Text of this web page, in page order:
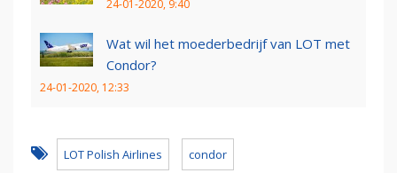
24-01-2020, 9:40
Wat wil het moederbedrijf van LOT met
Condor?
24-01-2020, 12:33
LOT Polish Airlines condor